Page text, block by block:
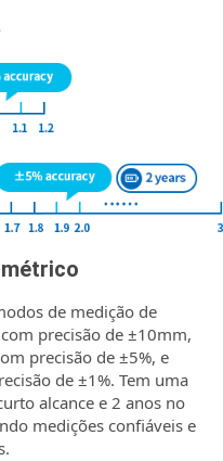
de medição de
precisão de ±10mm,
precisão de ±5%, e
de ±1%. Tem uma
alcance e 2 anos no
medições confiáveis ​​e